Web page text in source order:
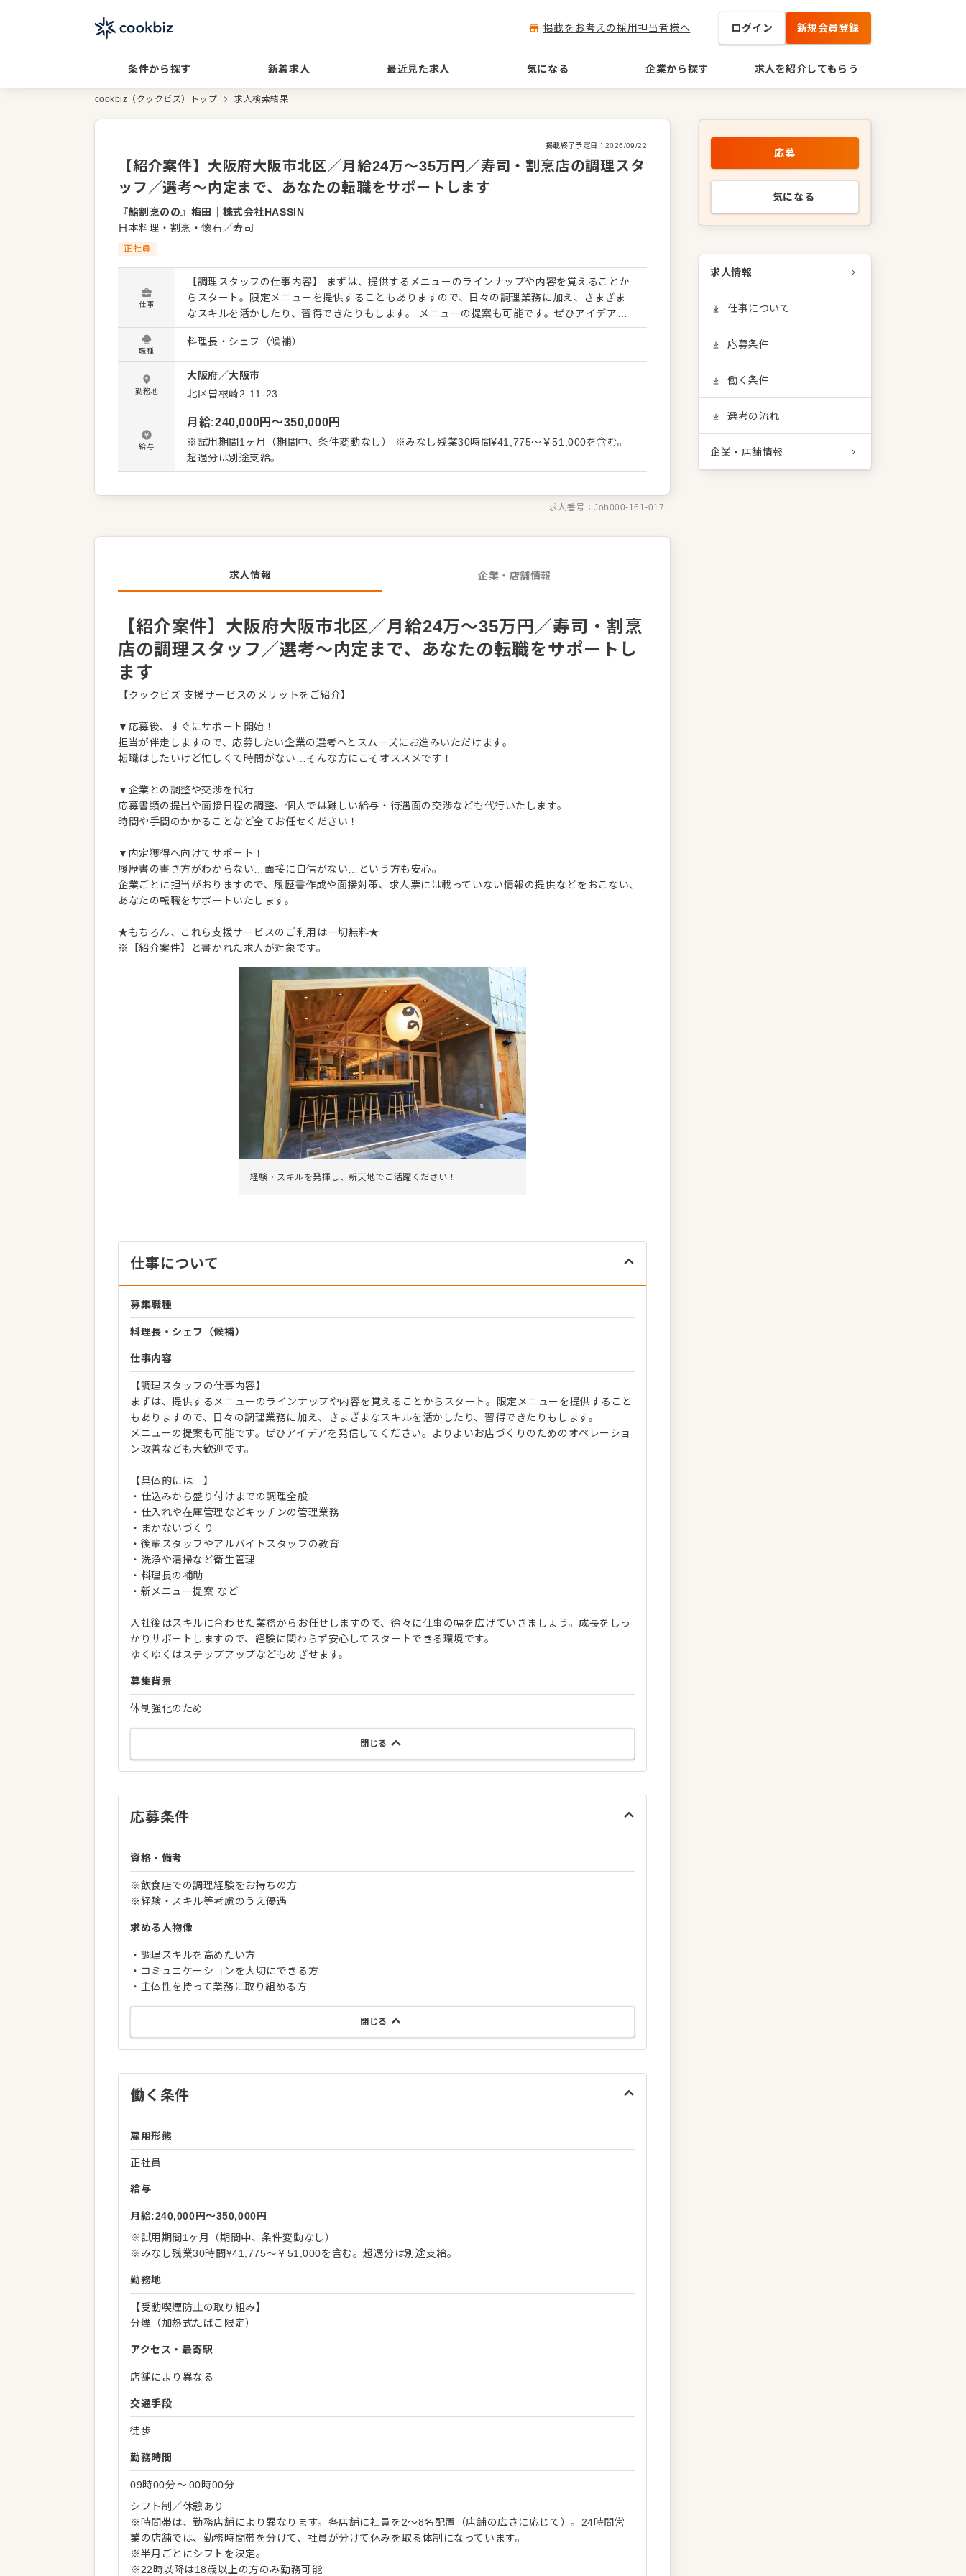
掲載をお考えの採用担当者様へ ログイン 新規会員登録
条件から探す 新着求人 最近見た求人 気になる 企業から探す 求人を紹介してもらう
cookbiz（クックビズ）トップ 求人検索結果
掲載終了予定日： 2026/09/22
【紹介案件】大阪府大阪市北区／月給24万～35万円／寿司・割烹店の調理スタ
ッフ／選考～内定まで、あなたの転職をサポートします
『鮨割烹のの』梅田
株式会社HASSIN
日本料理・割烹・懐石／寿司
正社員
仕事
【調理スタッフの仕事内容】 まずは、提供するメニューのラインナップや内容を覚えることか
らスタート。限定メニューを提供することもありますので、日々の調理業務に加え、さまざま
なスキルを活かしたり、習得できたりもします。 メニューの提案も可能です。ぜひアイデアを
発信してください。よりよいお店づくりのためのオペレーション改善なども大歓迎です。 【具
体的には…】 ・仕込みから盛り付けまでの調理全般 ・仕入れや在庫管理などキッチンの管理業
務 ・まかないづくり ・後輩スタッフやアルバイトスタッフの教育 ・洗浄や清掃など衛生管理
・料理長の補助 ・新メニュー提案 など 入社後はスキルに合わせた業務からお任せしますの
で、徐々に仕事の幅を広げていきましょう。成長をしっかりサポートしますので、経験に関わら
ず安心してスタートできる環境です。 ゆくゆくはステップアップなどもめざせます。
職種
料理長・シェフ（候補）
勤務地
大阪府／大阪市
北区曽根崎2-11-23
給与
月給:240,000円〜350,000円
※試用期間1ヶ月（期間中、条件変動なし） ※みなし残業30時間¥41,775～￥51,000を含む。
超過分は別途支給。
求人番号：Job000-161-017
求人情報 企業・店舗情報
【紹介案件】大阪府大阪市北区／月給24万～35万円／寿司・割烹
店の調理スタッフ／選考～内定まで、あなたの転職をサポートし
ます
【クックビズ 支援サービスのメリットをご紹介】
▼応募後、すぐにサポート開始！
担当が伴走しますので、応募したい企業の選考へとスムーズにお進みいただけます。
転職はしたいけど忙しくて時間がない…そんな方にこそオススメです！
▼企業との調整や交渉を代行
応募書類の提出や面接日程の調整、個人では難しい給与・待遇面の交渉なども代行いたします。
時間や手間のかかることなど全てお任せください！
▼内定獲得へ向けてサポート！
履歴書の書き方がわからない…面接に自信がない…という方も安心。
企業ごとに担当がおりますので、履歴書作成や面接対策、求人票には載っていない情報の提供などをおこない、
あなたの転職をサポートいたします。
★もちろん、これら支援サービスのご利用は一切無料★
※【紹介案件】と書かれた求人が対象です。
経験・スキルを発揮し、新天地でご活躍ください！
仕事について
募集職種
料理長・シェフ（候補）
仕事内容
【調理スタッフの仕事内容】
まずは、提供するメニューのラインナップや内容を覚えることからスタート。限定メニューを提供すること
もありますので、日々の調理業務に加え、さまざまなスキルを活かしたり、習得できたりもします。
メニューの提案も可能です。ぜひアイデアを発信してください。よりよいお店づくりのためのオペレーショ
ン改善なども大歓迎です。
【具体的には…】
・仕込みから盛り付けまでの調理全般
・仕入れや在庫管理などキッチンの管理業務
・まかないづくり
・後輩スタッフやアルバイトスタッフの教育
・洗浄や清掃など衛生管理
・料理長の補助
・新メニュー提案 など
入社後はスキルに合わせた業務からお任せしますので、徐々に仕事の幅を広げていきましょう。成長をしっ
かりサポートしますので、経験に関わらず安心してスタートできる環境です。
ゆくゆくはステップアップなどもめざせます。
募集背景
体制強化のため
閉じる
応募条件
資格・備考
※飲食店での調理経験をお持ちの方
※経験・スキル等考慮のうえ優遇
求める人物像
・調理スキルを高めたい方
・コミュニケーションを大切にできる方
・主体性を持って業務に取り組める方
閉じる
働く条件
雇用形態
正社員
給与
月給:240,000円〜350,000円
※試用期間1ヶ月（期間中、条件変動なし）
※みなし残業30時間¥41,775～￥51,000を含む。超過分は別途支給。
勤務地
【受動喫煙防止の取り組み】
分煙（加熱式たばこ限定）
アクセス・最寄駅
店舗により異なる
交通手段
徒歩
勤務時間
09時00分〜00時00分
シフト制／休憩あり
※時間帯は、勤務店舗により異なります。各店舗に社員を2～8名配置（店舗の広さに応じて）。24時間営
業の店舗では、勤務時間帯を分けて、社員が分けて休みを取る体制になっています。
※半月ごとにシフトを決定。
※22時以降は18歳以上の方のみ勤務可能
応募
気になる
求人情報
仕事について
応募条件
働く条件
選考の流れ
企業・店舗情報